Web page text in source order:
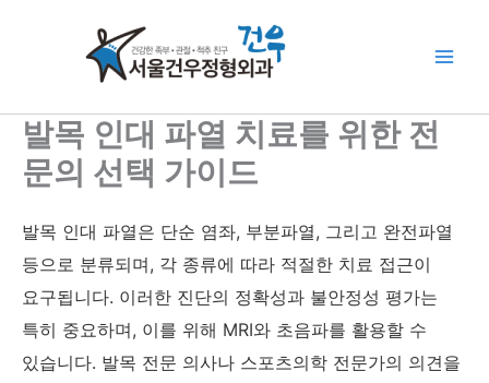
건 발목 인대 파열 치료를 위한 전
문의 선택 가이드
발목 인대 파열은 단순 염좌, 부분파열, 그리고 완전파열
등으로 분류되며, 각 종류에 따라 적절한 치료 접근이
요구됩니다. 이러한 진단의 정확성과 불안정성 평가는
특히 중요하며, 이를 위해 MRI와 초음파를 활용할 수
있습니다. 발목 전문 의사나 스포츠의학 전문가의 의견을